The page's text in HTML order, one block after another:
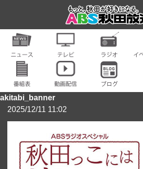
akitabi_banner
2025/12/11 11:02